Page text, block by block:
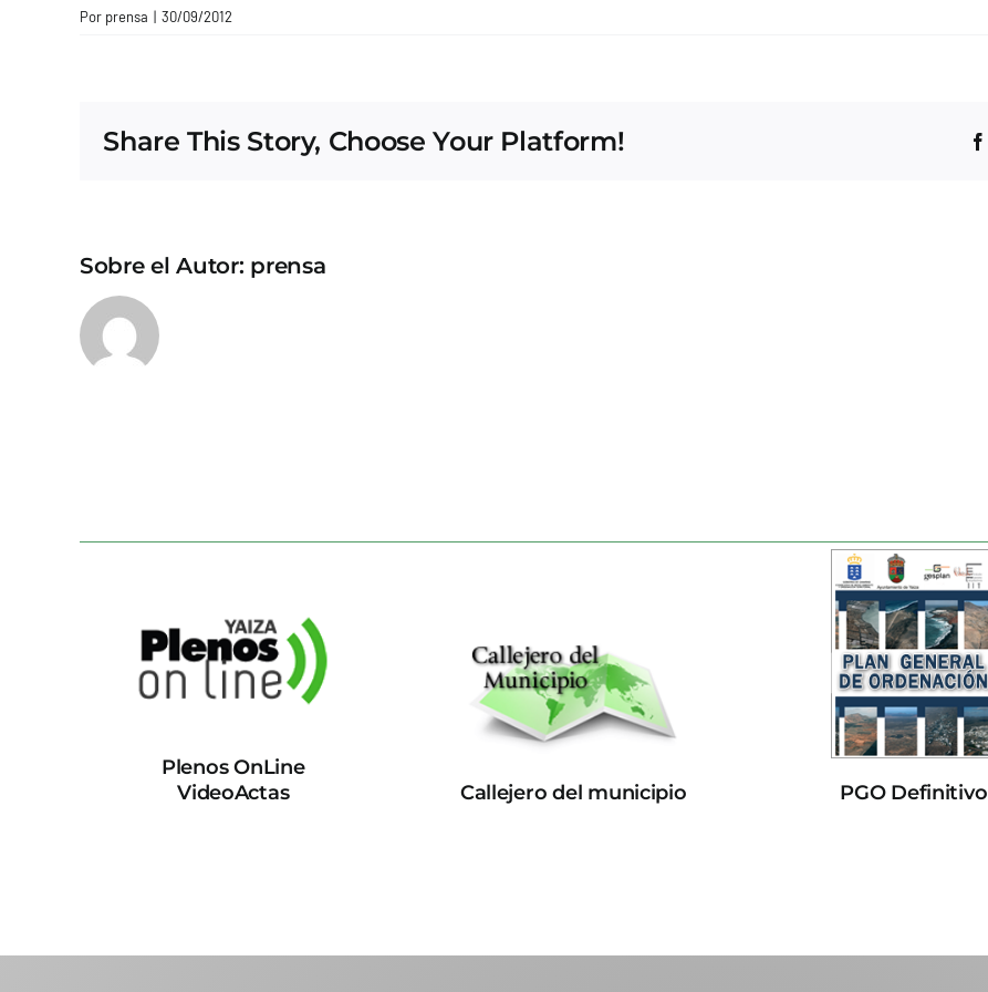
Por prensa | 30/09/2012
Share This Story, Choose Your Platform!
Sobre el Autor: prensa
Plenos OnLine
VideoActas
Callejero del municipio PGO Definitivo